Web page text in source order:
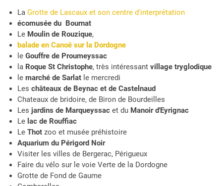
La Grotte de Lascaux et son centre d'interprétation
écomusée du Bournat
Le Moulin de Rouzique,
balade en Canoë sur la Dordogne
le Gouffre de Proumeyssac
la Roque St Christophe, très intéressant village tryglodique
le marché de Sarlat le mercredi
Les châteaux de Beynac et de Castelnaud
Chateaux de bridoire, de Biron de Bourdeilles
Les jardins de Marqueyssac et du Manoir d'Eyrignac
Le lac de Rouffiac
Le Thot zoo et musée préhistoire
Aquarium du Périgord Noir
Visiter les villes de Bergerac, Périgueux
Faire du vélo sur le voie Verte de la Dordogne
Grotte de Fond de Gaume